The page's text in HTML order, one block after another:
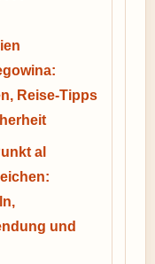
Reise-Tipps
al
und